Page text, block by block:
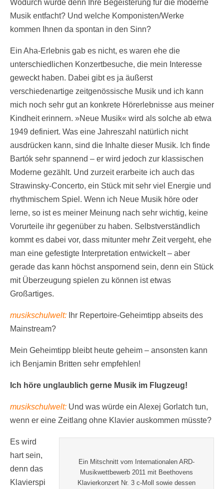
Wodurch wurde denn Ihre Begeisterung für die moderne
Musik entfacht? Und welche Komponisten/Werke
kommen Ihnen da spontan in den Sinn?
Ein Aha-Erlebnis gab es nicht, es waren ehe die
unterschiedlichen Konzertbesuche, die mein Interesse
geweckt haben. Dabei gibt es ja äußerst
verschiedenartige zeitgenössische Musik und ich kann
mich noch sehr gut an konkrete Hörerlebnisse aus meiner
Kindheit erinnern. »Neue Musik« wird als solche ab etwa
1949 definiert. Was eine Jahreszahl natürlich nicht
ausdrücken kann, sind die Inhalte dieser Musik. Ich finde
Bartók sehr spannend – er wird jedoch zur klassischen
Moderne gezählt. Und zurzeit erarbeite ich auch das
Strawinsky-Concerto, ein Stück mit sehr viel Energie und
rhythmischem Spiel. Wenn ich Neue Musik höre oder
lerne, so ist es meiner Meinung nach sehr wichtig, keine
Vorurteile ihr gegenüber zu haben. Selbstverständlich
kommt es dabei vor, dass mitunter mehr Zeit vergeht, ehe
man eine gefestigte Interpretation entwickelt – aber
gerade das kann höchst anspornend sein, denn ein Stück
mit Überzeugung spielen zu können ist etwas
Großartiges.
musikschulwelt: Ihr Repertoire-Geheimtipp abseits des
Mainstream?
Mein Geheimtipp bleibt heute geheim – ansonsten kann
ich Benjamin Britten sehr empfehlen!
Ich höre unglaublich gerne Musik im Flugzeug!
musikschulwelt: Und was würde ein Alexej Gorlatch tun,
wenn er eine Zeitlang ohne Klavier auskommen müsste?
Ein Mitschnitt vom Internationalen ARD-
Musikwettbewerb 2011 mit Beethovens
Klavierkonzert Nr. 3 c-Moll sowie dessen
Es wird
hart sein,
denn das
Klavierspi